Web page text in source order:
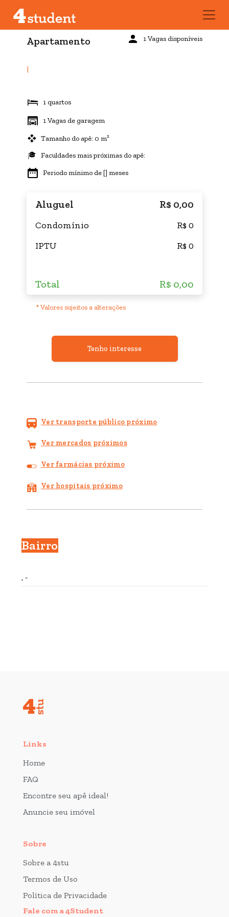
Apartamento
|
1 quartos
1 Vagas disponíveis
1 Vagas de garagem
Tamanho do apê: 0 m²
Faculdades mais próximas do apê:
Periodo mínimo de [] meses
Aluguel R$ 0,00
Condomínio
R$ 0
IPTU
R$ 0
Total R$ 0,00
* Valores sujeitos a alterações
Tenho interesse
Ver transporte público próximo
Ver mercados próximos
Ver farmácias próximo
Ver hospitais próximo
Bairro
, -
Links
Home
FAQ
Encontre seu apê ideal!
Anuncie seu imóvel
Sobre
Sobre a 4stu
Termos de Uso
Política de Privacidade
Fale com a 4Student